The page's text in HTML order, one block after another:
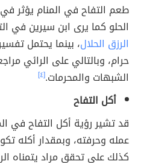
طعم التفاح في المنام يؤثر في
الحلو كما يرى ابن سيرين في
الرزق الحلال، بينما يحتمل
حرام، وبالتالي على الرائي
الشبهات والمحرمات.[٤]
أكل التفاح
قد تشير رؤية أكل التفاح في
عمله وحرفته، وبمقدار أكله
كذلك على تحقق مراد يتمناه